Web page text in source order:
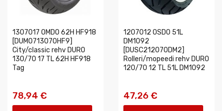
1307017 OMDO 62H HF918
[DUMO713070HF9]
City/classic rehv DURO
130/70 17 TL 62H HF918
Tag
78,94 €
1207012 OSDO 51L
DM1092
[DUSC212070DM2]
Rolleri/mopeedi rehv DURO
120/70 12 TL 51L DM1092
47,26 €